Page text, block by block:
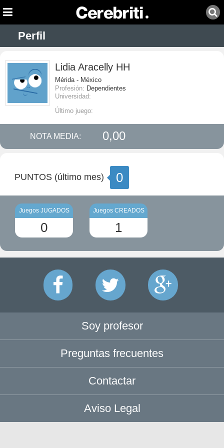
Perfil
Lidia Aracelly HH
Mérida - México
Profesión: Dependientes
Universidad:
Último juego:
NOTA MEDIA: 0,00
PUNTOS (último mes) 0
Juegos JUGADOS
0
Juegos CREADOS
1
Soy profesor
Preguntas frecuentes
Contactar
Aviso Legal